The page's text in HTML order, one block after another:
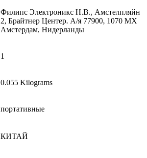
Филипс Электроникс Н.В., Амстелпляйн
2, Брайтнер Центер. А/я 77900, 1070 МХ
Амстердам, Нидерланды
1
0.055 Kilograms
портативные
КИТАЙ